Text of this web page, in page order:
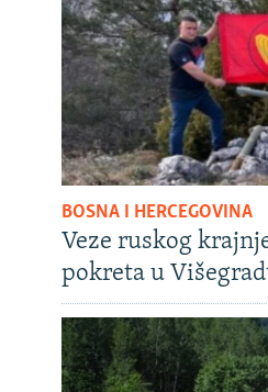
BOSNA I HERCEGOVINA
Veze ruskog
pokreta u